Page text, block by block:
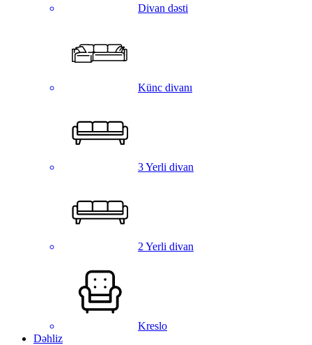
Divan dəsti
Künc divanı
3 Yerli divan
2 Yerli divan
Kreslo
Dəhliz